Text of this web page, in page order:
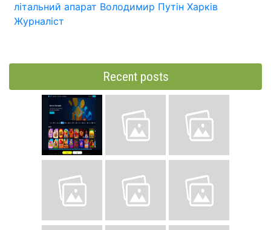
літальний апарат Володимир Путін Харків
Журналіст
Recent posts